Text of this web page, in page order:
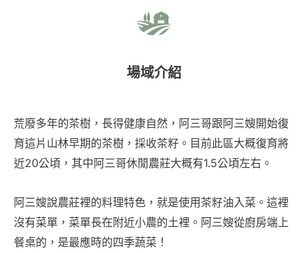
場域介紹
荒廢多年的茶樹，長得健康自然，阿三哥跟阿三嫂開始復
育這片山林早期的茶樹，採收茶籽。目前此區大概復育將
近20公頃，其中阿三哥休閒農莊大概有1.5公頃左右。
阿三嫂說農莊裡的料理特色，就是使用茶籽油入菜。這裡
沒有菜單，菜單長在附近小農的土裡。阿三嫂從廚房端上
餐桌的，是最應時的四季蔬菜！